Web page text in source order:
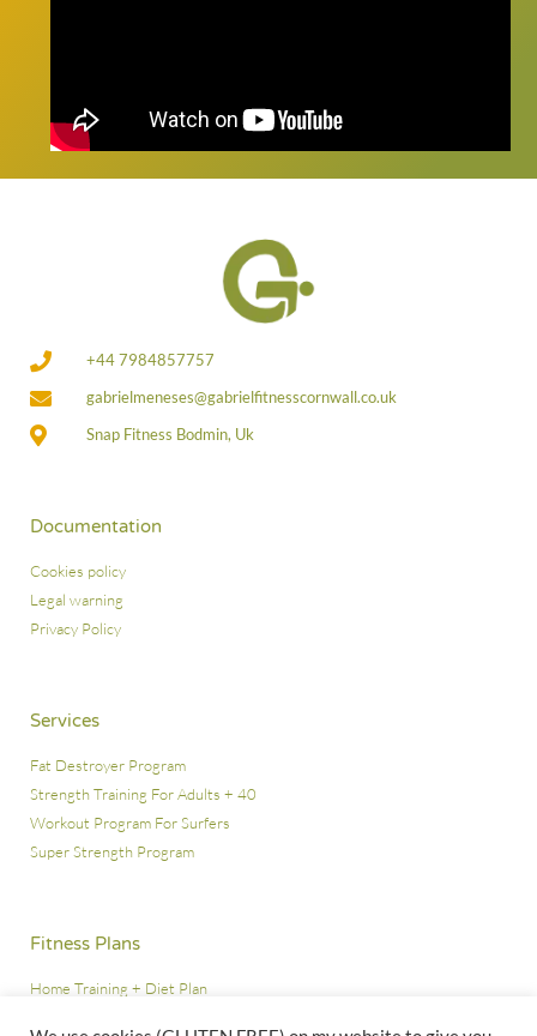
+44 7984857757
gabrielmeneses@gabrielfitnesscornwall.co.uk
Snap Fitness Bodmin, Uk
Documentation
Cookies policy
Legal warning
Privacy Policy
Services
Fat Destroyer Program
Strength Training For Adults + 40
Workout Program For Surfers
Super Strength Program
Fitness Plans
Home Training + Diet Plan